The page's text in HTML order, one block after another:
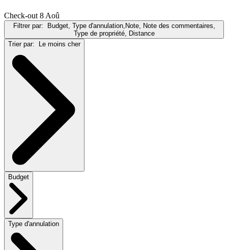
Check-out 8 Aoû
Filtrer par:
Budget, Type d'annulation,Note, Note des commentaires,
Type de propriété, Distance
Trier par:
Le moins cher
Budget
Type d'annulation